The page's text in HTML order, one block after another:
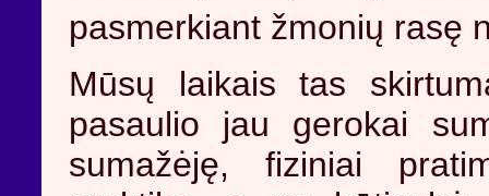
pasmerkiant žmonių rasę
Mūsų laikais tas
pasaulio jau gerokai
sumažėję, fiziniai